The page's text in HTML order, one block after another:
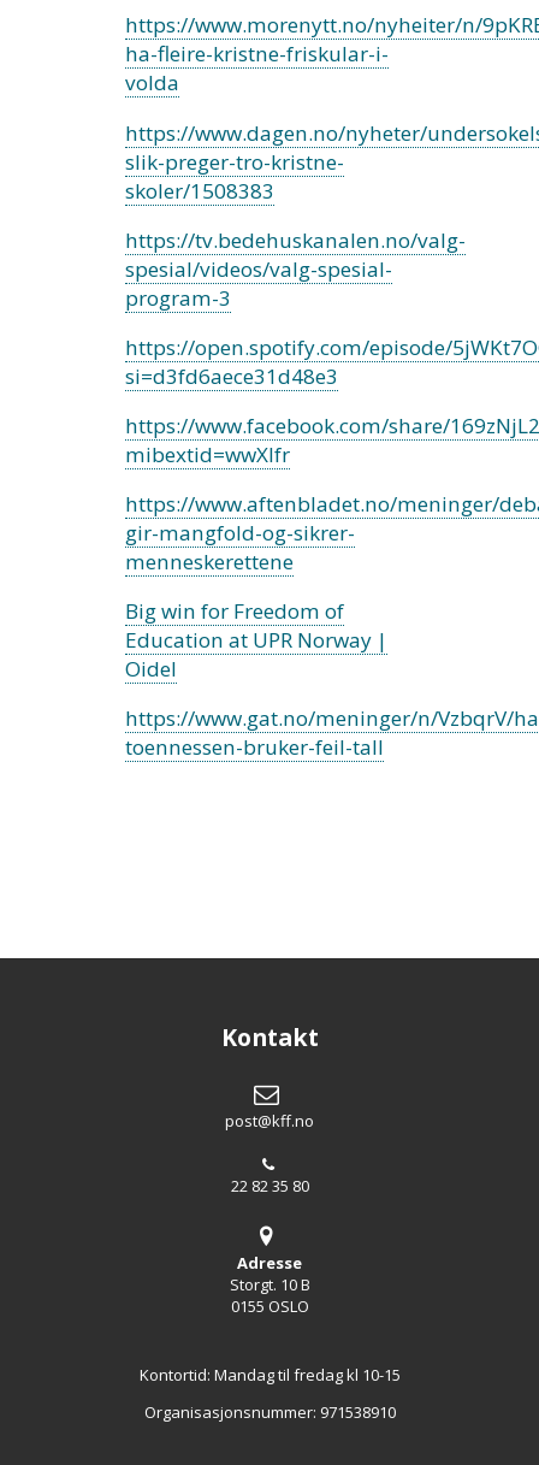
https://www.morenytt.no/nyheiter/n/
ha-fleire-kristne-friskular-i-
volda
https://www.dagen.no/nyheter/
slik-preger-tro-kristne-
skoler/1508383
https://tv.bedehuskanalen.no/valg-
spesial/videos/valg-spesial-
program-3
https://open.spotify.com/episode/
si=d3fd6aece31d48e3
https://www.facebook.com/share/
mibextid=wwXIfr
https://www.aftenbladet.no/meninger/
gir-mangfold-og-sikrer-
menneskerettene
Big win for Freedom of
Education at UPR Norway |
Oidel
https://www.gat.no/meninger/n/VzbqrV/
toennessen-bruker-feil-tall
Kontakt
post@kff.no
22 82 35 80
Adresse
Storgt. 10 B
0155 OSLO
Kontortid: Mandag til fredag kl 10-15
Organisasjonsnummer: 971538910